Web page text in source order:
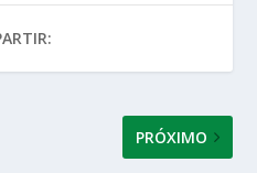
ai
l
m
p
PRÓXIMO